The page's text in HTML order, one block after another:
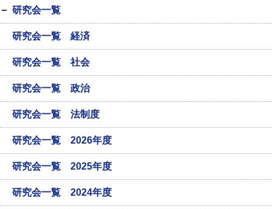
研究会一覧
研究会一覧 経済
研究会一覧 社会
研究会一覧 政治
研究会一覧 法制度
研究会一覧 2026年度
研究会一覧 2025年度
研究会一覧 2024年度